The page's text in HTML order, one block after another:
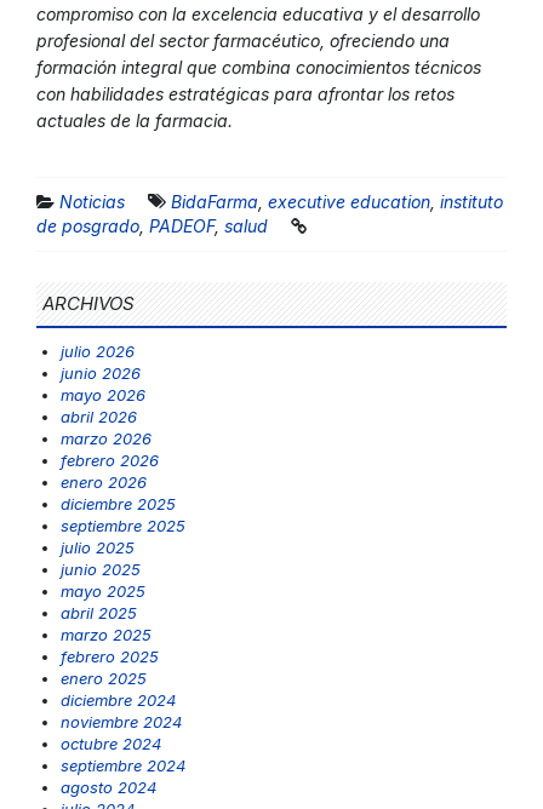
compromiso con la excelencia educativa y el desarrollo
profesional del sector farmacéutico, ofreciendo una
formación integral que combina conocimientos técnicos
con habilidades estratégicas para afrontar los retos
actuales de la farmacia.
Noticias BidaFarma, executive education, instituto
de posgrado, PADEOF, salud
ARCHIVOS
julio 2026
junio 2026
mayo 2026
abril 2026
marzo 2026
febrero 2026
enero 2026
diciembre 2025
septiembre 2025
julio 2025
junio 2025
mayo 2025
abril 2025
marzo 2025
febrero 2025
enero 2025
diciembre 2024
noviembre 2024
octubre 2024
septiembre 2024
agosto 2024